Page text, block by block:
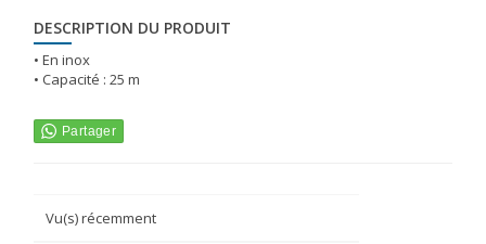
DESCRIPTION DU PRODUIT
• En inox
• Capacité : 25 m
Vu(s) récemment